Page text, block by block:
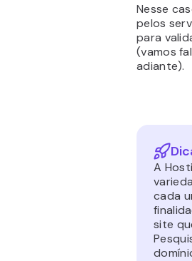
Nesse
pelos
para
(vamos
adiante).
A
cada
site